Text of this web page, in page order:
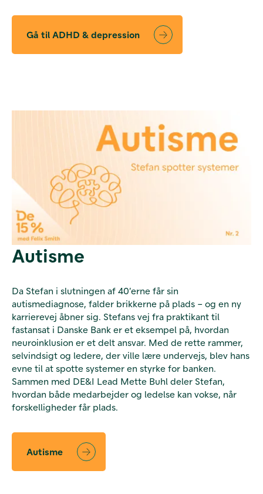
Gå til ADHD & depression
Autisme
Da Stefan i slutningen af 40’erne får sin
autismediagnose, falder brikkerne på plads – og en ny
karrierevej åbner sig. Stefans vej fra praktikant til
fastansat i Danske Bank er et eksempel på, hvordan
neuroinklusion er et delt ansvar. Med de rette rammer,
selvindsigt og ledere, der ville lære undervejs, blev hans
evne til at spotte systemer en styrke for banken.
Sammen med DE&I Lead Mette Buhl deler Stefan,
hvordan både medarbejder og ledelse kan vokse, når
forskelligheder får plads.
Autisme